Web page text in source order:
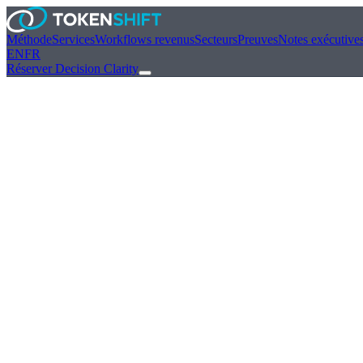
MéthodeServicesWorkflows revenusSecteursPreuvesNotes
ENFR
Réserver Decision Clarity